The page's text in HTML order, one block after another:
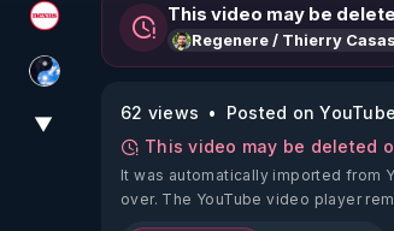
Magazine Nexus
Chercheur de vérité
▼
This video may be
Regenere / Thierry
62 views
Posted on
This video may be deleted
It was automatically imported from
over. The YouTube video player